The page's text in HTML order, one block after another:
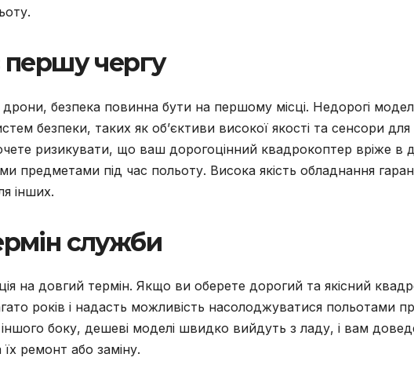
першу чергу
безпека повинна бути на першому місці. Недорогі
безпеки, таких як об’єктиви високої якості та сенсори
ризикувати, що ваш дорогоцінний квадрокоптер вріже в
предметами під час польоту. Висока якість обладнання
інших.
служби
на довгий термін. Якщо ви оберете дорогий та якісний
років і надасть можливість насолоджуватися польотами
іншого боку, дешеві моделі швидко вийдуть з ладу, і вам
ремонт або заміну.